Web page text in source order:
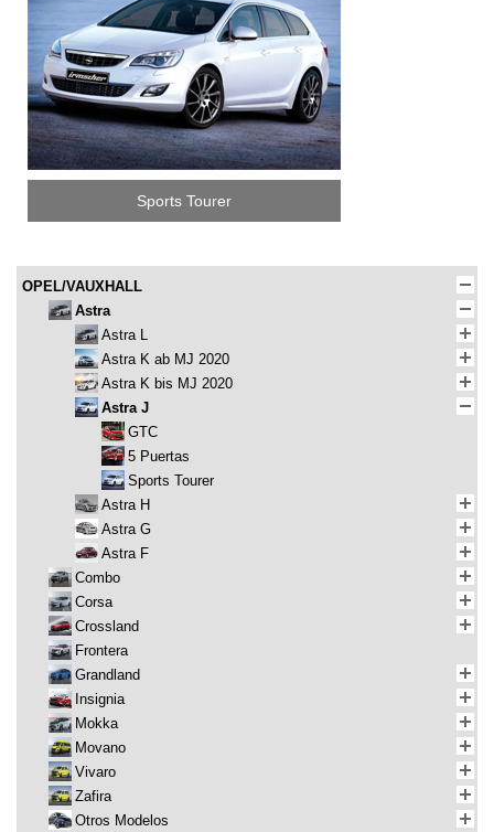
Sports Tourer
OPEL/VAUXHALL
Astra
Astra L
Astra K ab MJ 2020
Astra K bis MJ 2020
Astra J
GTC
5 Puertas
Sports Tourer
Astra H
Astra G
Astra F
Combo
Corsa
Crossland
Frontera
Grandland
Insignia
Mokka
Movano
Vivaro
Zafira
Otros Modelos